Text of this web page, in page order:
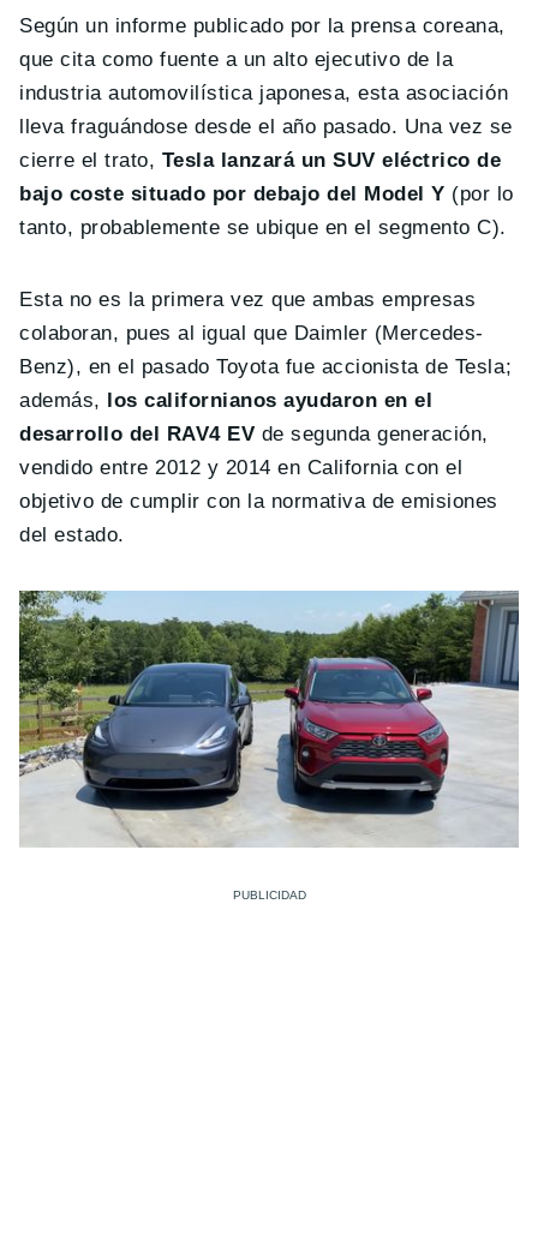
Según un informe publicado por la prensa coreana,
que cita como fuente a un alto ejecutivo de la
industria automovilística japonesa, esta asociación
lleva fraguándose desde el año pasado. Una vez se
cierre el trato, Tesla lanzará un SUV eléctrico de
bajo coste situado por debajo del Model Y (por lo
tanto, probablemente se ubique en el segmento C).
Esta no es la primera vez que ambas empresas
colaboran, pues al igual que Daimler (Mercedes-
Benz), en el pasado Toyota fue accionista de Tesla;
además, los californianos ayudaron en el
desarrollo del RAV4 EV de segunda generación,
vendido entre 2012 y 2014 en California con el
objetivo de cumplir con la normativa de emisiones
del estado.